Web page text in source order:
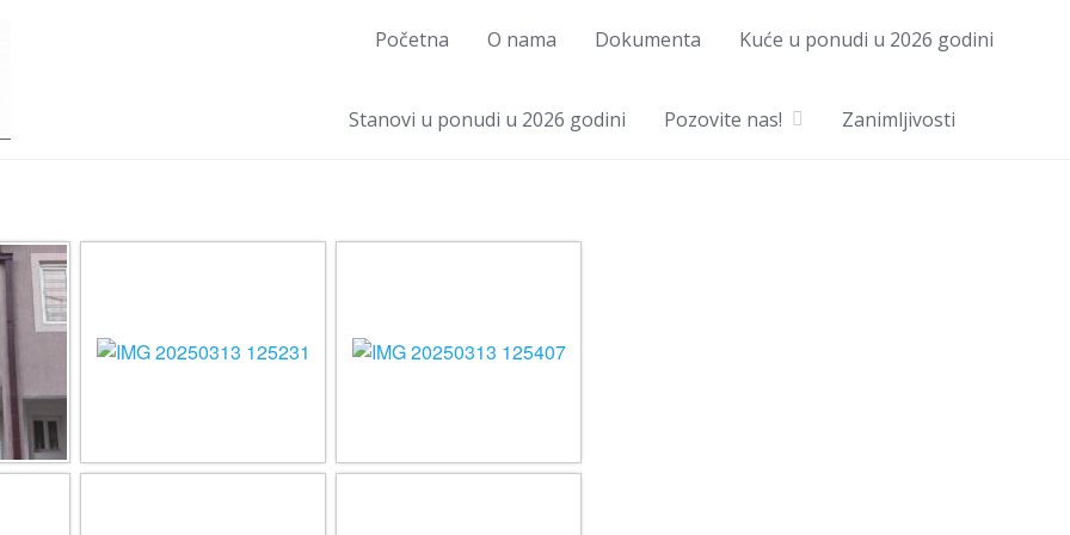
Početna O nama Dokumenta Kuće u ponudi u 2026 godini
Stanovi u ponudi u 2026 godini Pozovite nas! Zanimljivosti